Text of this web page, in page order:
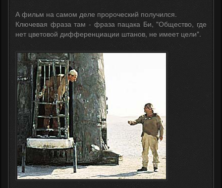
А фильм на самом деле пророческий получился.
Ключевая фраза там - фраза пацака Би, "Общество, где
нет цветовой дифференциации штанов, не имеет цели".